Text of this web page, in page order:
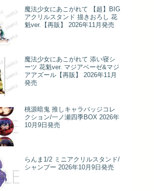
魔法少女にあこがれて 【超】BIG
アクリルスタンド 描きおろし 花
魁ver.【再販】 2026年11月発売
魔法少女にあこがれて 添い寝シ
ーツ 花魁ver. マジアベーゼ&マジ
アアズール【再販】 2026年11月
発売
桃源暗鬼 推しキャラバッジコレ
クション/一ノ瀬四季BOX 2026年
10月9日発売
らんま1/2 ミニアクリルスタンド/
シャンプー 2026年10月9日発売